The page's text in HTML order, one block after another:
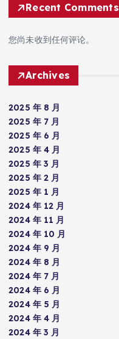
Recent Comments
您尚未收到任何评论。
Archives
2025 年 8 月
2025 年 7 月
2025 年 6 月
2025 年 4 月
2025 年 3 月
2025 年 2 月
2025 年 1 月
2024 年 12 月
2024 年 11 月
2024 年 10 月
2024 年 9 月
2024 年 8 月
2024 年 7 月
2024 年 6 月
2024 年 5 月
2024 年 4 月
2024 年 3 月